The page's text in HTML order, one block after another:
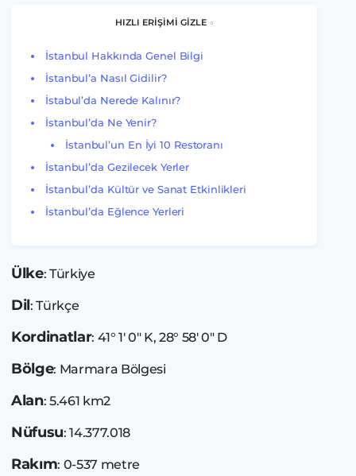
HIZLI ERİŞİMİ GİZLE
İstanbul Hakkında Genel Bilgi
İstanbul’a Nasıl Gidilir?
İstabul’da Nerede Kalınır?
İstanbul’da Ne Yenir?
İstanbul’un En İyi 10 Restoranı
İstanbul’da Gezilecek Yerler
İstanbul’da Kültür ve Sanat Etkinlikleri
İstanbul’da Eğlence Yerleri
Ülke: Türkiye
Dil: Türkçe
Kordinatlar: 41° 1′ 0″ K, 28° 58′ 0″ D
Bölge: Marmara Bölgesi
Alan: 5.461 km2
Nüfusu: 14.377.018
Rakım: 0-537 metre